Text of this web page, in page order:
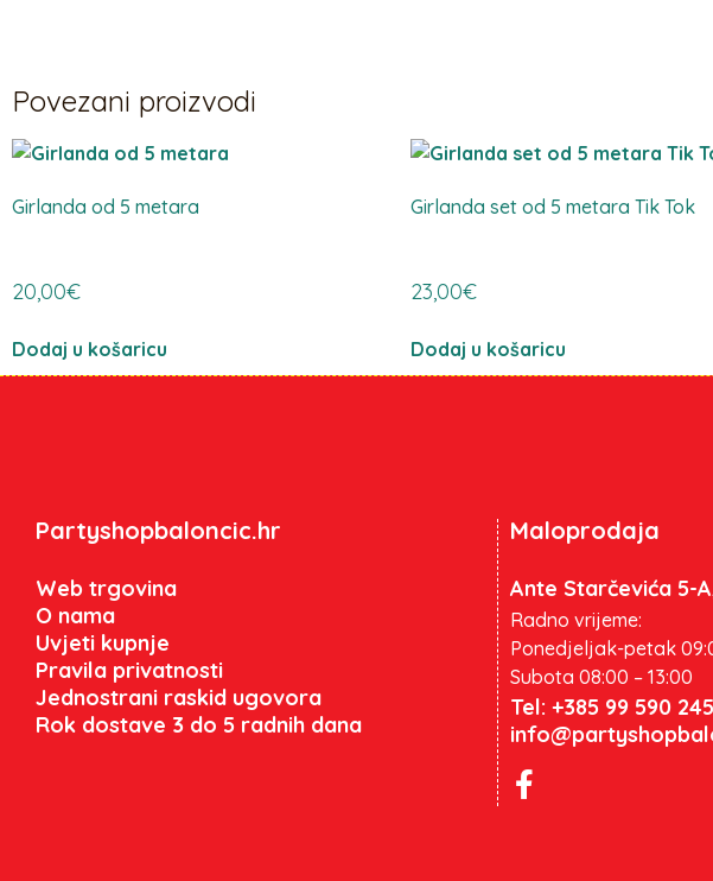
Povezani proizvodi
Girlanda od 5 metara
20,00€
Dodaj u košaricu
Girlanda set od 5 metara Tik Tok
23,00€
Dodaj u košaricu
Partyshopbaloncic.hr
Web trgovina
O nama
Uvjeti kupnje
Pravila privatnosti
Jednostrani raskid ugovora
Rok dostave 3 do 5 radnih dana
Maloprodaja
Ante Starčevića 5-
Radno vrijeme:
Ponedjeljak-petak
Subota 08:00 – 13:00
Tel: +385 99 590